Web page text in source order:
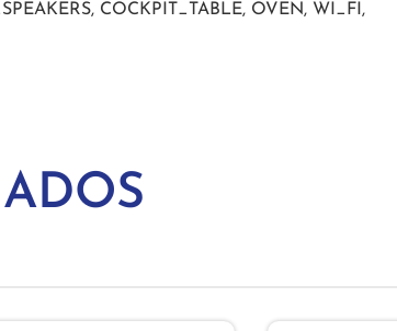
COCKPIT_TABLE, OVEN, WI_FI,